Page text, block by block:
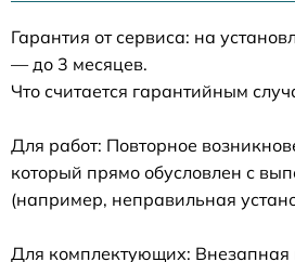
Гарантия от сервиса: на
— до 3 месяцев.
Что считается гарантийным
Для работ: Повторное
который прямо обусловлен с
(например, неправильная
Для комплектующих: Внезапная